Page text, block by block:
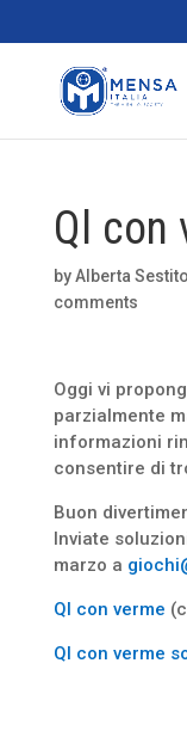
Ql con
byAlberta Sestito
comments
Oggi vi
parzialmente
informazioni
consentire di
Buon
Inviate
marzo a
Ql con verme
Ql con verme